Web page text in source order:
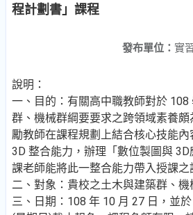
程計劃書」課程
發布單位： 實
說明：
一、目的：有關高中職教師對於 108
群、機械群綱要要求之跨領域素養
勵教師在課程規劃上結合核心技能
3D 整合能力，辦理「數位製圖與
課老師能將此一整合能力帶入授課之
二、對象：貴校之土木與建築群、機
三、日期：108 年 10 月 27 日，並